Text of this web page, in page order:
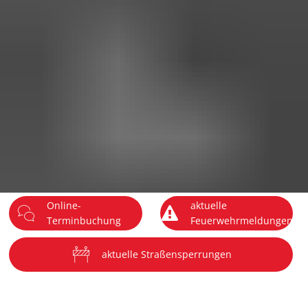
Online-
Terminbuchung
aktuelle
Feuerwehrmeldungen
aktuelle Straßensperrungen